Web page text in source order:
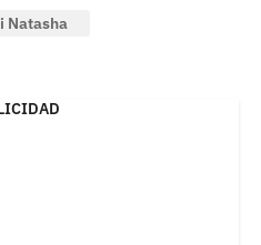
Natasha